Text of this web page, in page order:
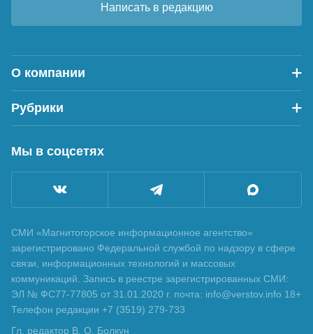
Написать в редакцию
О компании
Рубрики
Мы в соцсетях
СМИ «Магнитогорское информационное агентство»
зарегистрировано Федеральной службой по надзору в сфере
связи, информационных технологий и массовых
коммуникаций. Запись в реестре зарегистрированных СМИ:
ЭЛ № ФС77-77805 от 31.01.2020 г. почта: info@verstov.info 18+
Телефон редакции +7 (3519) 279-733
Гл. редактор В. О. Болкун